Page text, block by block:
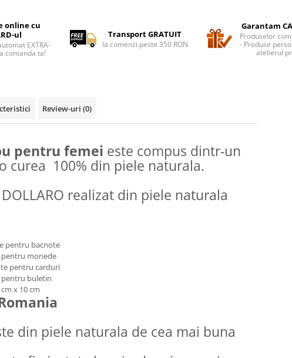
online cu
ul
EXTRA-
comanda ta!
Transport GRATUIT
la comenzi peste 350 RON
Garantam
Produselor
- Produse
atelierul
Review-uri (0)
pentru femei este compus dintr-un
curea 100% din piele naturala.
DOLLARO realizat din piele naturala
pentru bacnote
monede
pentru carduri
buletin
x 10 cm
din piele naturala de cea mai buna